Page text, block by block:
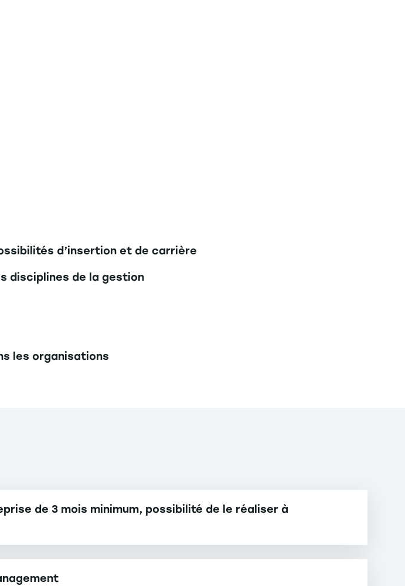
d’insertion et de carrière
disciplines de la gestion
les organisations
de 3 mois minimum, possibilité de le réaliser à